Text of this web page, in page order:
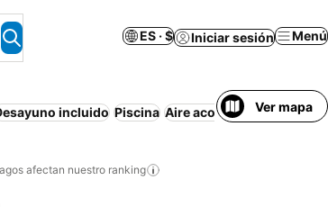
ES · $ Iniciar sesión Menú
incluido Piscina Aire acondicionado Wifi
Ver mapa
afectan nuestro ranking